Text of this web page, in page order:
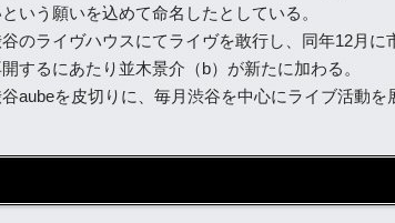
いう願いを込めて命名したとしている。
のライヴハウスにてライヴを敢行し、同年12月に
するにあたり並木景介（b）が新たに加わる。
aubeを皮切りに、毎月渋谷を中心にライブ活動を